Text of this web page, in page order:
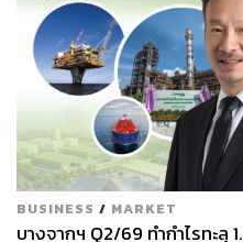
BUSINESS / MARKET
บางจากฯ Q2/69 ทำกำไรทะลุ